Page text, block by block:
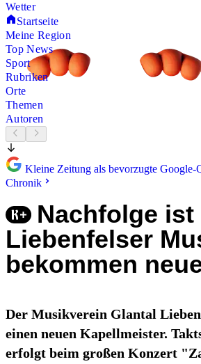
Wetter
Startseite
Meine Region
Top News
Sport
Rubriken
Orte
Themen
Autoren
Kleine Zeitung als bevorzugte Google-
Chronik
Nachfolge ist
Liebenfelser
bekommen
Der Musikverein Glantal
einen neuen Kapellmeister.
erfolgt beim großen Konzert